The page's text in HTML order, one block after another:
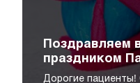
Поздравляем
праздником
Дорогие